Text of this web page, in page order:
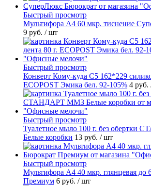
Быстрый просмотр
Мультифора А4 60 мкр. тиснение
9 руб. / шт
Быстрый просмотр
Конверт Кому-куда С5 162*229
ECOPOST Эмика бел. 92-105% 4 руб.
Быстрый просмотр
Туалетное мыло 100 г. без
Белые коробки 13 руб. / шт
Быстрый просмотр
Мультифора А4 40 мкр. глянцевая до
Премиум 6 руб. / шт